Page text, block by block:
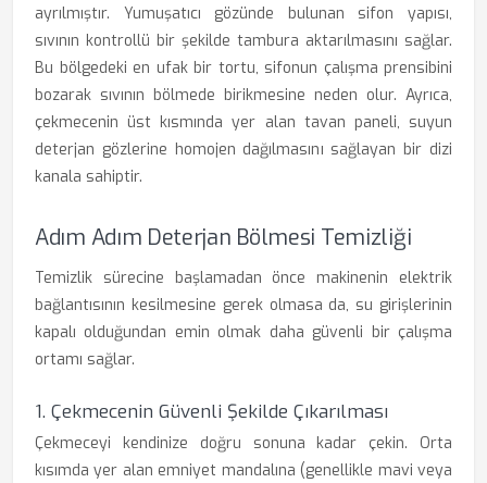
ayrılmıştır. Yumuşatıcı gözünde bulunan sifon yapısı,
sıvının kontrollü bir şekilde tambura aktarılmasını sağlar.
Bu bölgedeki en ufak bir tortu, sifonun çalışma prensibini
bozarak sıvının bölmede birikmesine neden olur. Ayrıca,
çekmecenin üst kısmında yer alan tavan paneli, suyun
deterjan gözlerine homojen dağılmasını sağlayan bir dizi
kanala sahiptir.
Adım Adım Deterjan Bölmesi Temizliği
Temizlik sürecine başlamadan önce makinenin elektrik
bağlantısının kesilmesine gerek olmasa da, su girişlerinin
kapalı olduğundan emin olmak daha güvenli bir çalışma
ortamı sağlar.
1. Çekmecenin Güvenli Şekilde Çıkarılması
Çekmeceyi kendinize doğru sonuna kadar çekin. Orta
kısımda yer alan emniyet mandalına (genellikle mavi veya